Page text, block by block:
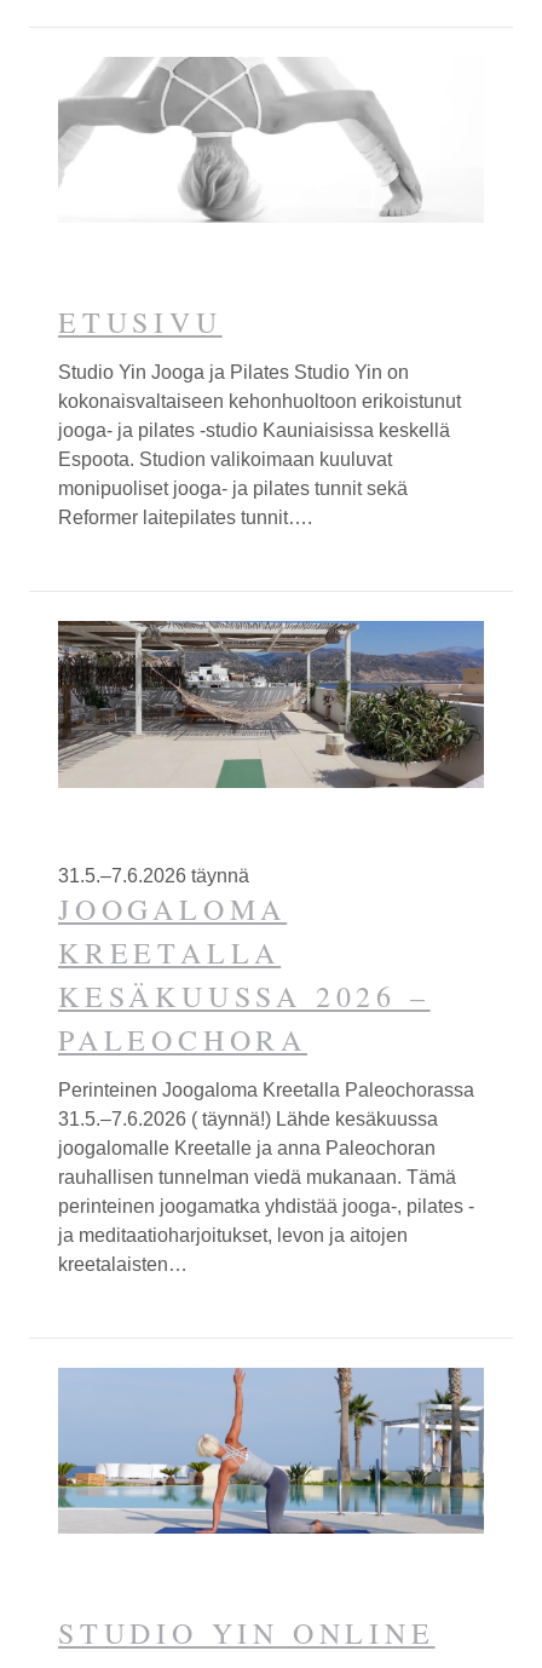
ETUSIVU
Studio Yin Jooga ja Pilates Studio Yin on
kokonaisvaltaiseen kehonhuoltoon erikoistunut
jooga- ja pilates -studio Kauniaisissa keskellä
Espoota. Studion valikoimaan kuuluvat
monipuoliset jooga- ja pilates tunnit sekä
Reformer laitepilates tunnit….
31.5.–7.6.2026 täynnä
JOOGALOMA
KREETALLA
KESÄKUUSSA 2026 –
PALEOCHORA
Perinteinen Joogaloma Kreetalla Paleochorassa
31.5.–7.6.2026 ( täynnä!) Lähde kesäkuussa
joogalomalle Kreetalle ja anna Paleochoran
rauhallisen tunnelman viedä mukanaan. Tämä
perinteinen joogamatka yhdistää jooga-, pilates -
ja meditaatioharjoitukset, levon ja aitojen
kreetalaisten…
STUDIO YIN ONLINE